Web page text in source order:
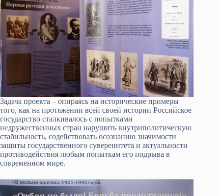
Задача проекта – опираясь на исторические примеры
того, как на протяжении всей своей истории Российское
государство сталкивалось с попытками
недружественных стран нарушить внутриполитическую
стабильность, содействовать осознанию значимости
защиты государственного суверенитета и актуальности
противодействия любым попыткам его подрыва в
современном мире.